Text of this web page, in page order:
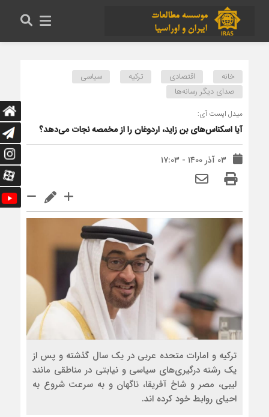
خانه اقتصادی ترکیه
سیاسی
صدای دیگر رسانه‌ها
میدل ایست آی:
آیا اسکناس‌های بن زاید، اردوغان را از مخمصه نجات می‌دهد؟
۰۳ آذر ۱۴۰۰ - ۱۷:۰۳
ترکیه و امارات متحده عربی در یک سال گذشته و پس از
یک رشته درگیری‌های سیاسی و نیابتی در مناطقی مانند
لیبی، مصر و شاخ آفریقا، ناگهان و به سرعت شروع به
احیای روابط خود کرده اند.